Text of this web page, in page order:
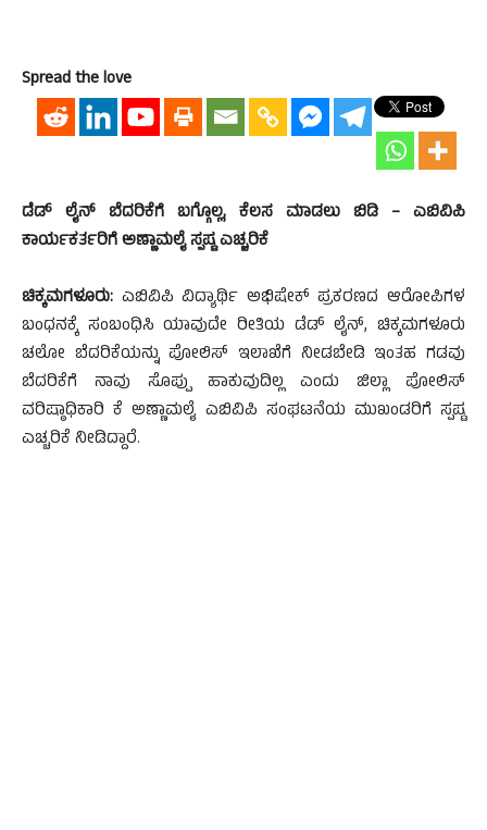
Spread the love
ಡೆಡ್ ಲೈನ್ ಬೆದರಿಕೆಗೆ ಬಗ್ಗೊಲ್ಲ, ಕೆಲಸ ಮಾಡಲು ಬಿಡಿ – ಎಬಿವಿಪಿ
ಕಾರ್ಯಕರ್ತರಿಗೆ ಅಣ್ಣಾಮಲೈ ಸ್ಪಷ್ಟ ಎಚ್ಚರಿಕೆ
ಚಿಕ್ಕಮಗಳೂರು: ಎಬಿವಿಪಿ ವಿದ್ಯಾರ್ಥಿ ಅಭಿಷೇಕ್ ಪ್ರಕರಣದ ಆರೋಪಿಗಳ
ಬಂಧನಕ್ಕೆ ಸಂಬಂಧಿಸಿ ಯಾವುದೇ ರೀತಿಯ ಡೆಡ್ ಲೈನ್, ಚಿಕ್ಕಮಗಳೂರು
ಚಲೋ ಬೆದರಿಕೆಯನ್ನು ಪೋಲಿಸ್ ಇಲಾಖೆಗೆ ನೀಡಬೇಡಿ ಇಂತಹ ಗಡವು
ಬೆದರಿಕೆಗೆ ನಾವು ಸೊಪ್ಪು ಹಾಕುವುದಿಲ್ಲ ಎಂದು ಜಿಲ್ಲಾ ಪೋಲಿಸ್
ವರಿಷ್ಠಾಧಿಕಾರಿ ಕೆ ಅಣ್ಣಾಮಲೈ ಎಬಿವಿಪಿ ಸಂಘಟನೆಯ ಮುಖಂಡರಿಗೆ ಸ್ಪಷ್ಟ
ಎಚ್ಚರಿಕೆ ನೀಡಿದ್ದಾರೆ.